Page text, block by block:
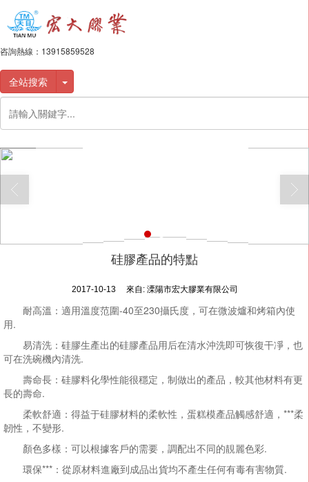
咨詢熱線： 13915859528
全站搜索
硅膠產品的特點
2017-10-13 來自: 溧陽市宏大膠業有限公司
耐高溫：適用溫度范圍-40至230攝氏度，可在微波爐和烤箱內使
用.
易清洗：硅膠生產出的硅膠產品用后在清水沖洗即可恢復干凈，也
可在洗碗機內清洗.
壽命長：硅膠料化學性能很穩定，制做出的產品，較其他材料有更
長的壽命.
柔軟舒適：得益于硅膠材料的柔軟性，蛋糕模產品觸感舒適，***柔
韌性，不變形.
顏色多樣：可以根據客戶的需要，調配出不同的靚麗色彩.
環保***：從原材料進廠到成品出貨均不產生任何有毒有害物質.